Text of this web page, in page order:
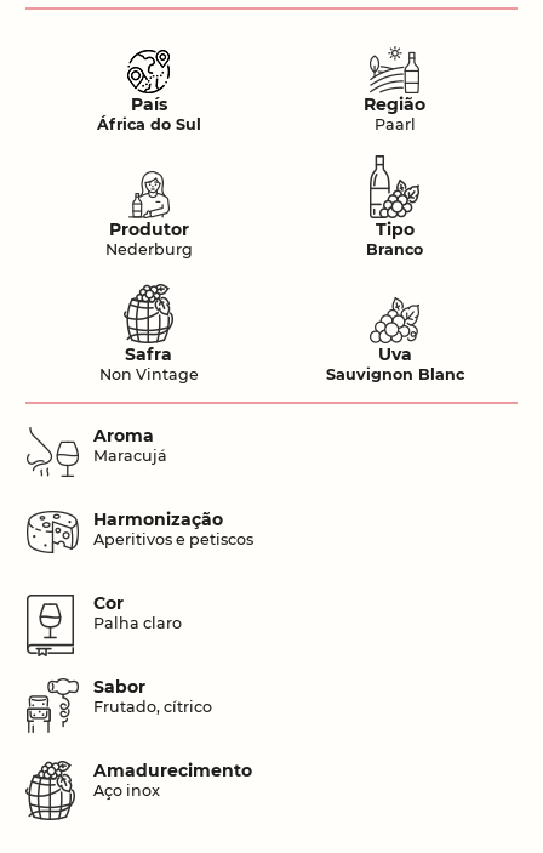
País
África do Sul
Região
Paarl
Produtor
Nederburg
Tipo
Branco
Safra
Non Vintage
Uva
Sauvignon Blanc
Aroma
Maracujá
Harmonização
Aperitivos e petiscos
Cor
Palha claro
Sabor
Frutado, cítrico
Amadurecimento
Aço inox